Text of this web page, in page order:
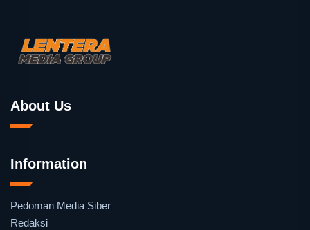
About Us
Information
Pedoman Media Siber
Redaksi